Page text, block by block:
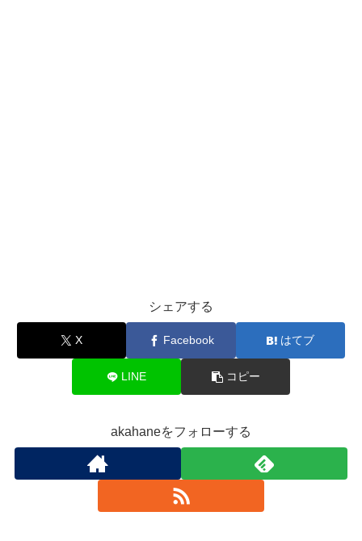
シェアする
X Facebook はてブ
LINE コピー
akahaneをフォローする